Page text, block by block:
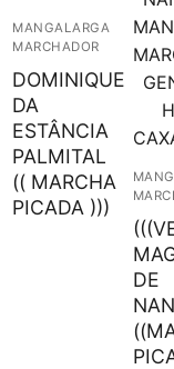
MANGALARGA
MARCHADOR
DOMINIQUE
DA
ESTÂNCIA
PALMITAL
(( MARCHA
PICADA )))
DE